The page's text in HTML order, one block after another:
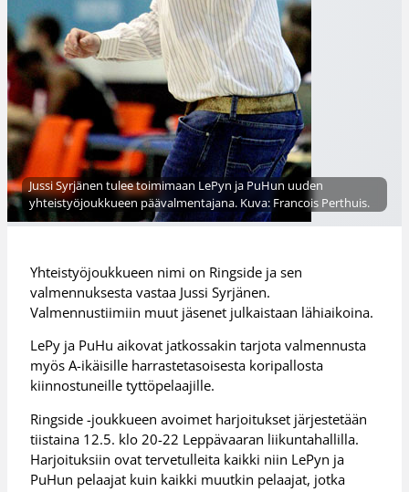
Jussi Syrjänen tulee toimimaan LePyn ja PuHun uuden
yhteistyöjoukkueen päävalmentajana. Kuva: Francois Perthuis.
Yhteistyöjoukkueen nimi on Ringside ja sen
valmennuksesta vastaa Jussi Syrjänen.
Valmennustiimiin muut jäsenet julkaistaan lähiaikoina.
LePy ja PuHu aikovat jatkossakin tarjota valmennusta
myös A-ikäisille harrastetasoisesta koripallosta
kiinnostuneille tyttöpelaajille.
Ringside -joukkueen avoimet harjoitukset järjestetään
tiistaina 12.5. klo 20-22 Leppävaaran liikuntahallilla.
Harjoituksiin ovat tervetulleita kaikki niin LePyn ja
PuHun pelaajat kuin kaikki muutkin pelaajat, jotka